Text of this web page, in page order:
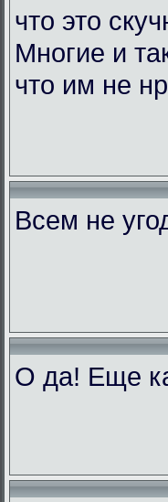
что это
Многие и
что им не
Всем не
О да! Еще